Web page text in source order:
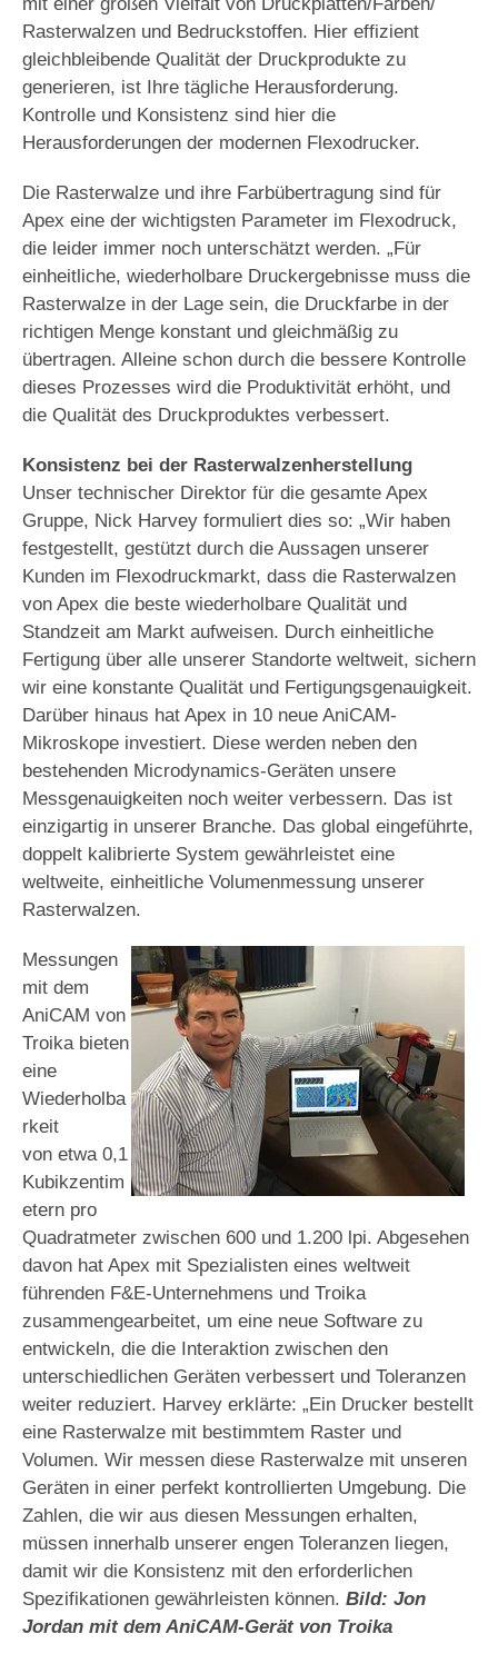
Rasterwalzen und Bedruckstoffen. Hier effizient
gleichbleibende Qualität der Druckprodukte zu
generieren, ist Ihre tägliche Herausforderung.
Kontrolle und Konsistenz sind hier die
Herausforderungen der modernen Flexodrucker.
Die Rasterwalze und ihre Farbübertragung sind für
Apex eine der wichtigsten Parameter im Flexodruck,
die leider immer noch unterschätzt werden. „Für
einheitliche, wiederholbare Druckergebnisse muss die
Rasterwalze in der Lage sein, die Druckfarbe in der
richtigen Menge konstant und gleichmäßig zu
übertragen. Alleine schon durch die bessere Kontrolle
dieses Prozesses wird die Produktivität erhöht, und
die Qualität des Druckproduktes verbessert.
Konsistenz bei der Rasterwalzenherstellung
Unser technischer Direktor für die gesamte Apex
Gruppe, Nick Harvey formuliert dies so: „Wir haben
festgestellt, gestützt durch die Aussagen unserer
Kunden im Flexodruckmarkt, dass die Rasterwalzen
von Apex die beste wiederholbare Qualität und
Standzeit am Markt aufweisen. Durch einheitliche
Fertigung über alle unserer Standorte weltweit, sichern
wir eine konstante Qualität und Fertigungsgenauigkeit.
Darüber hinaus hat Apex in 10 neue AniCAM-
Mikroskope investiert. Diese werden neben den
bestehenden Microdynamics-Geräten unsere
Messgenauigkeiten noch weiter verbessern. Das ist
einzigartig in unserer Branche. Das global eingeführte,
doppelt kalibrierte System gewährleistet eine
weltweite, einheitliche Volumenmessung unserer
Rasterwalzen.
Messungen
mit dem
AniCAM von
Troika bieten
eine
Wiederholba
rkeit
von etwa 0,1
Kubikzentim
etern pro
Quadratmeter zwischen 600 und 1.200 lpi. Abgesehen
davon hat Apex mit Spezialisten eines weltweit
führenden F&E-Unternehmens und Troika
zusammengearbeitet, um eine neue Software zu
entwickeln, die die Interaktion zwischen den
unterschiedlichen Geräten verbessert und Toleranzen
weiter reduziert. Harvey erklärte: „Ein Drucker bestellt
eine Rasterwalze mit bestimmtem Raster und
Volumen. Wir messen diese Rasterwalze mit unseren
Geräten in einer perfekt kontrollierten Umgebung. Die
Zahlen, die wir aus diesen Messungen erhalten,
müssen innerhalb unserer engen Toleranzen liegen,
damit wir die Konsistenz mit den erforderlichen
Spezifikationen gewährleisten können. Bild: Jon
Jordan mit dem AniCAM-Gerät von Troika